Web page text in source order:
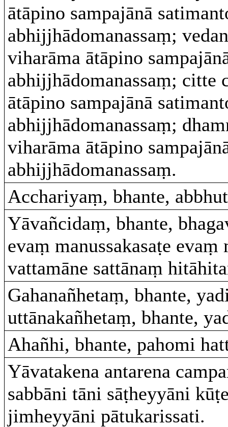
ātāpino sampajānā
abhijjhādomanassaṃ;
viharāma ātāpino
abhijjhādomanassaṃ; citte
ātāpino sampajānā
abhijjhādomanassaṃ;
viharāma ātāpino
abhijjhādomanassaṃ.
Acchariyaṃ, bhante,
Yāvañcidaṃ, bhante,
evaṃ manussakasaṭe evaṃ
vattamāne sattānaṃ
Gahanañhetaṃ, bhante,
uttānakañhetaṃ, bhante,
Ahañhi, bhante, pahomi
Yāvatakena antarena
sabbāni tāni sāṭheyyāni
jimheyyāni pātukarissati.